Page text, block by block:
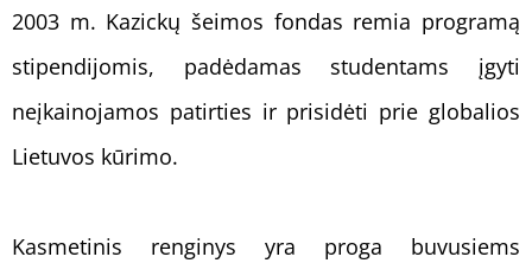
2003 m. Kazickų šeimos fondas remia programą
stipendijomis, padėdamas studentams įgyti
neįkainojamos patirties ir prisidėti prie globalios
Lietuvos kūrimo.
Kasmetinis renginys yra proga buvusiems